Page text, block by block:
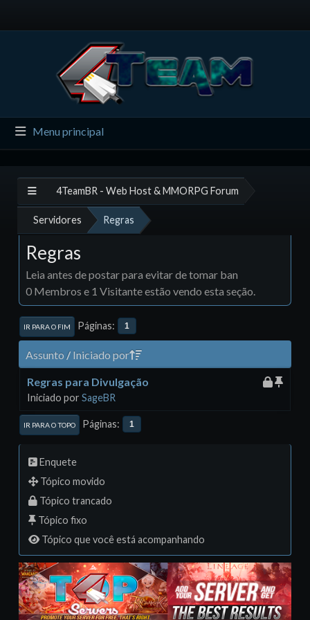
Menu principal
4TeamBR - Web Host & MMORPG Forum
Servidores Regras
Regras
Leia antes de postar para evitar de tomar ban
0 Membros e 1 Visitante estão vendo esta seção.
IR PARA O FIM Páginas 1
Assunto / Iniciado por
Regras para Divulgação
Iniciado por SageBR
IR PARA O TOPO Páginas 1
Enquete
Tópico movido
Tópico trancado
Tópico fixo
Tópico que você está acompanhando